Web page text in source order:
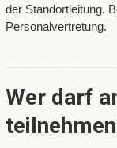
der Standortleitung.
Personalvertretung.
Wer darf